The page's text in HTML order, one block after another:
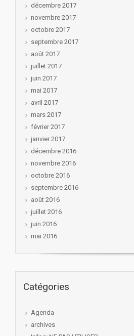
décembre 2017
novembre 2017
octobre 2017
septembre 2017
août 2017
juillet 2017
juin 2017
mai 2017
avril 2017
mars 2017
février 2017
janvier 2017
décembre 2016
novembre 2016
octobre 2016
septembre 2016
août 2016
juillet 2016
juin 2016
mai 2016
Catégories
Agenda
archives